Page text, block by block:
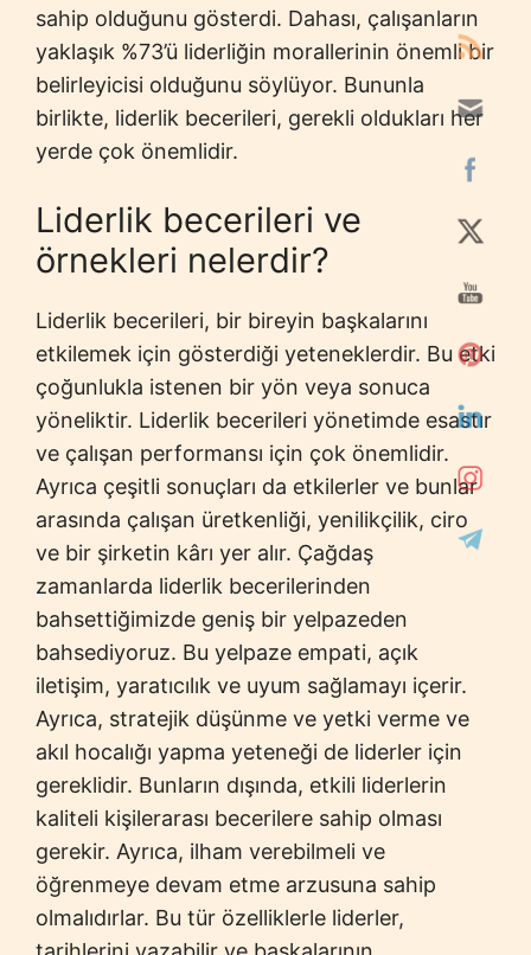
sahip olduğunu gösterdi. Dahası, çalışanların
yaklaşık %73’ü liderliğin morallerinin önemli bir
belirleyicisi olduğunu söylüyor. Bununla
birlikte, liderlik becerileri, gerekli oldukları her
yerde çok önemlidir.
Liderlik becerileri ve
örnekleri nelerdir?
Liderlik becerileri, bir bireyin başkalarını
etkilemek için gösterdiği yeteneklerdir. Bu etki
çoğunlukla istenen bir yön veya sonuca
yöneliktir. Liderlik becerileri yönetimde esastır
ve çalışan performansı için çok önemlidir.
Ayrıca çeşitli sonuçları da etkilerler ve bunlar
arasında çalışan üretkenliği, yenilikçilik, ciro
ve bir şirketin kârı yer alır. Çağdaş
zamanlarda liderlik becerilerinden
bahsettiğimizde geniş bir yelpazeden
bahsediyoruz. Bu yelpaze empati, açık
iletişim, yaratıcılık ve uyum sağlamayı içerir.
Ayrıca, stratejik düşünme ve yetki verme ve
akıl hocalığı yapma yeteneği de liderler için
gereklidir. Bunların dışında, etkili liderlerin
kaliteli kişilerarası becerilere sahip olması
gerekir. Ayrıca, ilham verebilmeli ve
öğrenmeye devam etme arzusuna sahip
olmalıdırlar. Bu tür özelliklerle liderler,